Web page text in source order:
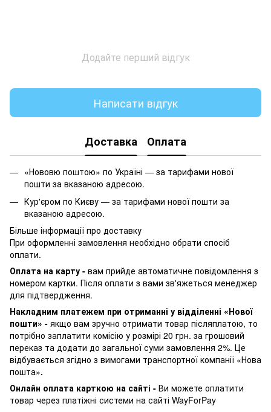
Додайте перший відгук
Написати відгук
Доставка Оплата
«Нововю поштою» по Україні — за тарифами нової
пошти за вказаною адресою.
Кур'єром по Києву — за тарифами нової пошти за
вказаною адресою.
Більше інформації про доставку
При оформленні замовлення необхідно обрати спосіб
оплати.
Оплата на карту - вам прийде автоматичне повідомлення з
номером картки. Після оплати з вами зв'яжеться менеджер
для підтвердження.
Накладним платежем при отриманні у відділенні «Нової
пошти» - якщо вам зручно отримати товар післяплатою, то
потрібно заплатити комісію у розмірі 20 грн. за грошовий
переказ та додати до загальної суми замовлення 2%. Це
відбувається згідно з вимогами транспортної компанії «Нова
пошта».
Онлайн оплата карткою на сайті - Ви можете оплатити
товар через платіжні системи на сайті WayForPay